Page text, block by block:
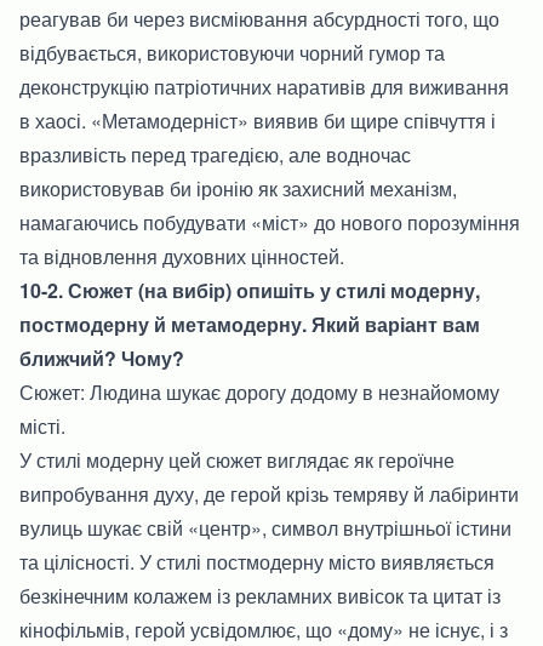
реагував би через висміювання абсурдності того, що
відбувається, використовуючи чорний гумор та
деконструкцію патріотичних наративів для виживання
в хаосі. «Метамодерніст» виявив би щире співчуття і
вразливість перед трагедією, але водночас
використовував би іронію як захисний механізм,
намагаючись побудувати «міст» до нового порозуміння
та відновлення духовних цінностей.
10-2. Сюжет (на вибір) опишіть у стилі модерну,
постмодерну й метамодерну. Який варіант вам
ближчий? Чому?
Сюжет: Людина шукає дорогу додому в незнайомому
місті.
У стилі модерну цей сюжет виглядає як героїчне
випробування духу, де герой крізь темряву й лабіринти
вулиць шукає свій «центр», символ внутрішньої істини
та цілісності. У стилі постмодерну місто виявляється
безкінечним колажем із рекламних вивісок та цитат із
кінофільмів, герой усвідомлює, що «дому» не існує, і з